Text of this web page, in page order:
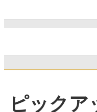
ピックア